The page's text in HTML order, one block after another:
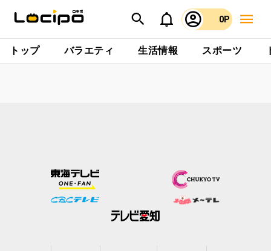
0P
トップ バラエティ 生活情報 スポーツ